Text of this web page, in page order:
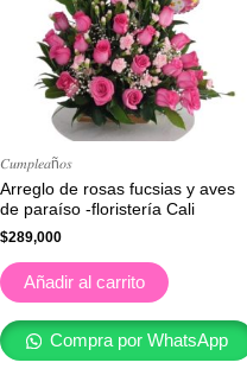
𝐶𝑢𝑚𝑝𝑙𝑒𝑎ñ𝑜𝑠
Arreglo de rosas fucsias y aves
de paraíso -floristería Cali
$289,000
Añadir al carrito
Compra por WhatsApp